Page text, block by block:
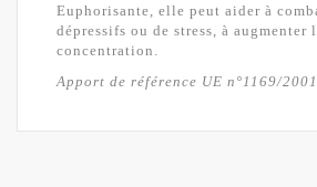
Euphorisante, elle peut aider à
dépressifs ou de stress, à
concentration.
Apport de référence UE n°1169/